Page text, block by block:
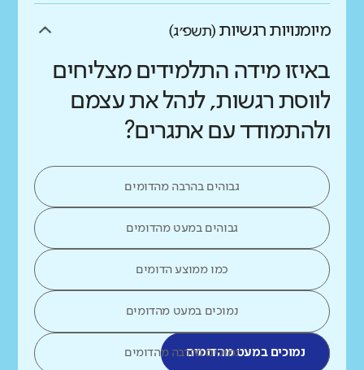
מיומנויות רגשיות (תשפ״ג)
באיזו מידה התלמידים מצליחים
לווסת רגשות, לנהל את עצמם
ולהתמודד עם אתגרים?
גבוהים בהרבה מהדומים
גבוהים במעט מהדומים
כמו ממוצע הדומים
נמוכים במעט מהדומים
נמוכים במעט מהדומיםנמוכים בהרבה מהדומים